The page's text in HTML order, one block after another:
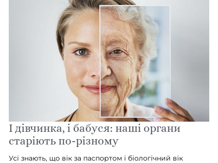
І дівчинка, і бабуся: наші органи
старіють по-різному
Усі знають, що вік за паспортом і біологічний вік